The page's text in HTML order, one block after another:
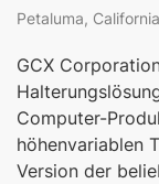
Petaluma,
GCX
Computer-
höhenvariablen
Version der